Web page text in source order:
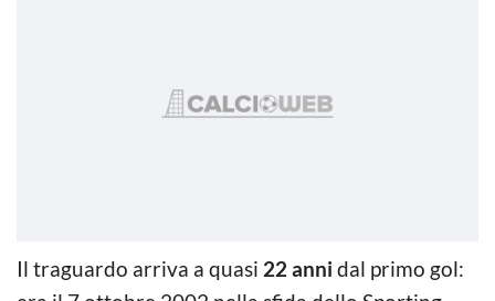
Il traguardo arriva a quasi 22 anni dal primo gol: